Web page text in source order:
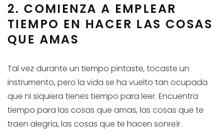
2. COMIENZA A EMPLEAR
TIEMPO EN HACER LAS COSAS
QUE AMAS
Tal vez durante un tiempo pintaste, tocaste un
instrumento, pero la vida se ha vuelto tan ocupada
que ni siquiera tienes tiempo para leer. Encuentra
tiempo para las cosas que amas, las cosas que te
traen alegría, las cosas que te hacen sonreír.